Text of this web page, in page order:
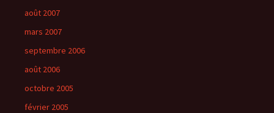
août 2007
mars 2007
septembre 2006
août 2006
octobre 2005
février 2005